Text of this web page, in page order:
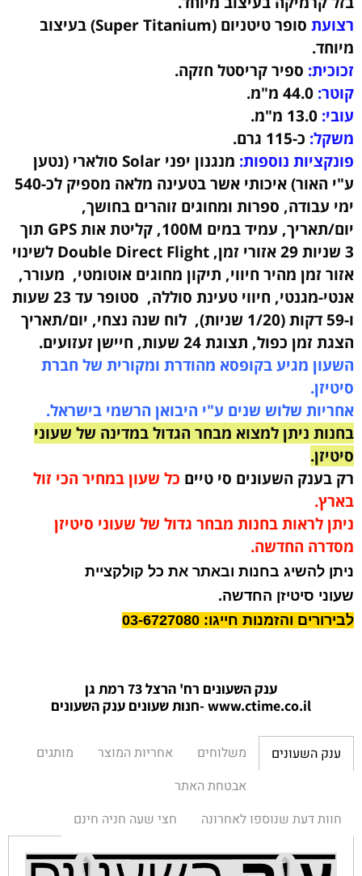
רצועת סופר טיטניום (Super Titanium)
בעיצוב
מיוחד.
זכוכית: ספיר קריסטל חזקה.
קוטר: 44.0 מ"מ.
עובי: 13.0 מ"מ.
משקל: כ-115 גרם
.
פונקציות נוספות:
מנגנון יפני Solar סולארי (נטען
ע"י האור) איכותי אשר בטעינה מלאה מספיק לכ-540
ימי עבודה, ספרות ומחוגים זוהרים בחושך,
יום/תאריך, עמיד במים 100M, קליטת אות GPS תוך
3 שניות 29 אזורי זמן, Double Direct Flight לשינוי
אזור זמן מהיר חיווי, תיקון מחוגים אוטומטי, מעורר,
אנטי-מגנטי, חיווי טעינת סוללה, סטופר עד 23 שעות
ו-59 דקות (1/20 שניות), לוח שנה נצחי, יום/תאריך
הצגת זמן כפול, תצוגת 24 שעות, חיישן זעזועים.
השעון מגיע בקופסא מהודרת ומקורית של חברת
סיטיזן.
אחריות שלוש שנים ע"י היבואן הרשמי בישראל.
בחנות ניתן למצוא מבחר הגדול במדינה של שעוני
סיטיזן.
רק בענק השעונים סי טיים כל שעון במחיר הכי זול
בארץ.
ניתן לראות בחנות מבחר גדול של שעוני סיטיזן
מסדרה החדשה.
ניתן להשיג בחנות ובאתר את כל קולקציית
שעוני סיטיזן החדשה.
לבירורים והזמנות חייגו: 03-6727080
ענק השעונים רח' הרצל 73 רמת גן
www.ctime.co.il-חנות שעונים ענק השעונים
ענק השעונים משלוחים אחריות המוצר
מותגים
אבטחת האתר
חוות דעת שנוספו לאחרונה
חצי שעה חניה חינם